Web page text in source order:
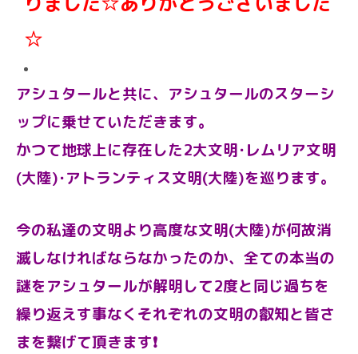
☆
アシュタールと共に、アシュタールのスターシ
ップに乗せていただきます。
かつて地球上に存在した2大文明･レムリア文明
(大陸)･アトランティス文明(大陸)を巡ります。
今の私達の文明より高度な文明(大陸)が何故消
滅しなければならなかったのか、全ての本当の
謎をアシュタールが解明して2度と同じ過ちを
繰り返えす事なくそれぞれの文明の叡知と皆さ
まを繋げて頂きます❗